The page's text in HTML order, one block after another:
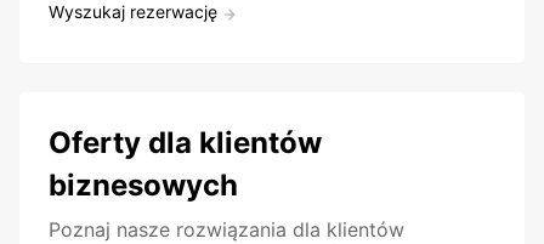
Wyszukaj rezerwację
Oferty dla klientów
biznesowych
Poznaj nasze rozwiązania dla klientów